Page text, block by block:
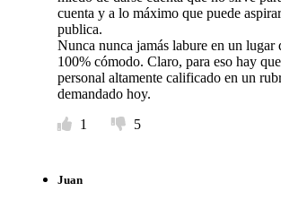
cuenta y a lo máximo que puede
publica.
Nunca nunca jamás labure en un lugar
100% cómodo. Claro, para eso hay
personal altamente calificado en un
demandado hoy.
1
5
Juan